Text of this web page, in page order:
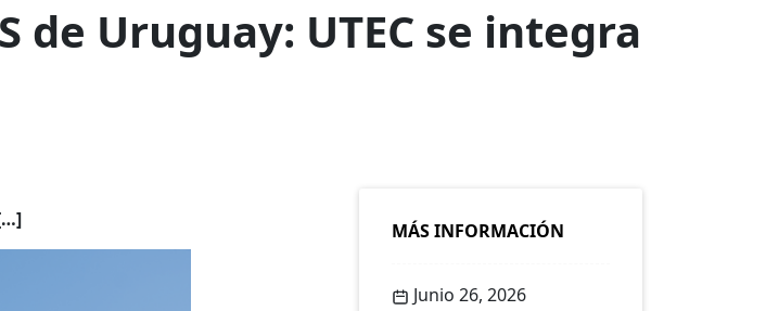
de Uruguay: UTEC se integra
MÁS INFORMACIÓN
Junio 26, 2026